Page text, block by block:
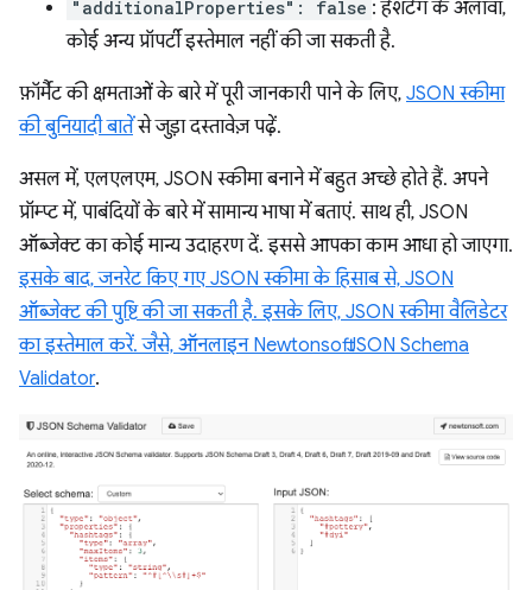
"additionalProperties": false : हैशटैग के अलावा,
कोई अन्य प्रॉपर्टी इस्तेमाल नहीं की जा सकती है.
फ़ॉर्मैट की क्षमताओं के बारे में पूरी जानकारी पाने के लिए, JSON स्कीमा
की बुनियादी बातेंसे जुड़ा दस्तावेज़ पढ़ें.
असल में, एलएलएम, JSON स्कीमा बनाने में बहुत अच्छे होते हैं. अपने
प्रॉम्प्ट में, पाबंदियों के बारे में सामान्य भाषा में बताएं. साथ ही, JSON
ऑब्जेक्ट का कोई मान्य उदाहरण दें. इससे आपका काम आधा हो जाएगा.
इसके बाद, जनरेट किए गए JSON स्कीमा के हिसाब से, JSON
ऑब्जेक्ट की पुष्टि की जा सकती है. इसके लिए, JSON स्कीमा वैलिडेटर
का इस्तेमाल करें. जैसे, ऑनलाइन Newtonsoft JSON Schema
Validator.